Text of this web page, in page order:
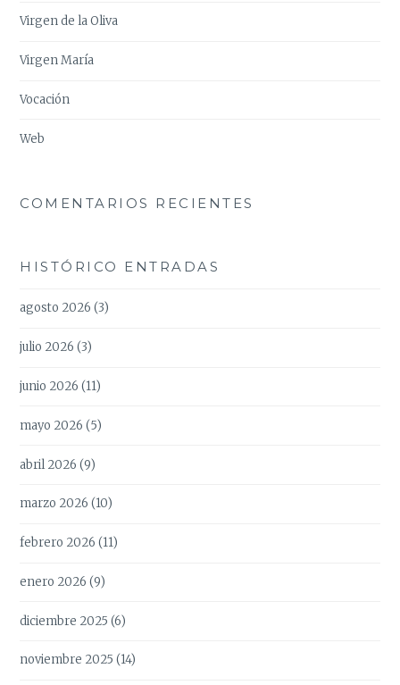
Virgen de la Oliva
Virgen María
Vocación
Web
COMENTARIOS RECIENTES
HISTÓRICO ENTRADAS
agosto 2026 (3)
julio 2026 (3)
junio 2026 (11)
mayo 2026 (5)
abril 2026 (9)
marzo 2026 (10)
febrero 2026 (11)
enero 2026 (9)
diciembre 2025 (6)
noviembre 2025 (14)